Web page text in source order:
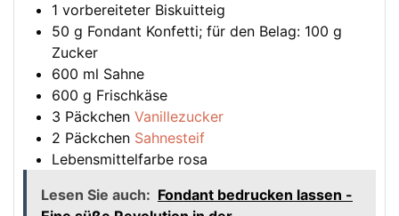
1 vorbereiteter Biskuitteig
50 g Fondant Konfetti; für den Belag: 100 g
Zucker
600 ml Sahne
600 g Frischkäse
3 Päckchen Vanillezucker
2 Päckchen Sahnesteif
Lebensmittelfarbe rosa
Lesen Sie auch: Fondant bedrucken lassen -